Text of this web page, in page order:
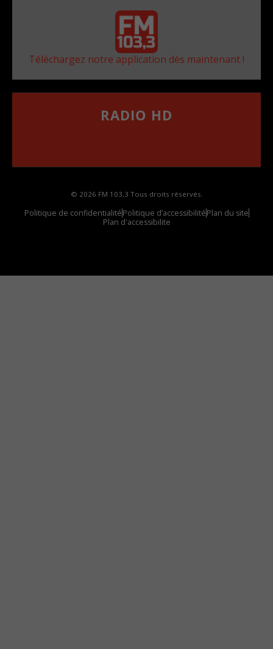
Téléchargez notre application dès maintenant !
RADIO HD
© 2026 FM 103,3 Tous droits réservés.
Politique de confidentialitéPolitique d’accessibilitéPlan du site
Plan d'accessibilite